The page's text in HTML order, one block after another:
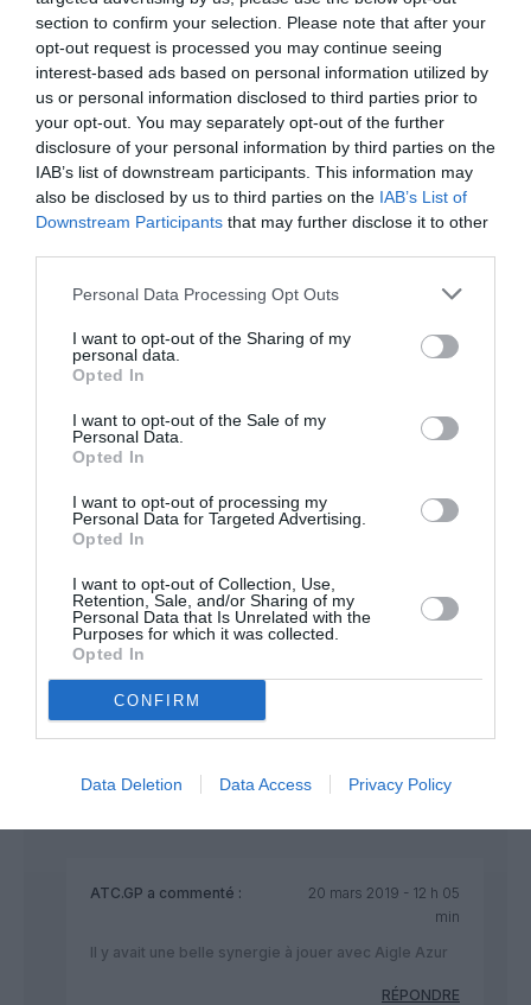
section to confirm your selection. Please note that after your
opt-out request is processed you may continue seeing
interest-based ads based on personal information utilized by
us or personal information disclosed to third parties prior to
your opt-out. You may separately opt-out of the further
disclosure of your personal information by third parties on the
IAB’s list of downstream participants. This information may
also be disclosed by us to third parties on the IAB’s List of
Downstream Participants that may further disclose it to other
Personal Data Processing Opt Outs
I want to opt-out of the Sharing of my
personal data.
Opted In
I want to opt-out of the Sale of my
Personal Data.
Opted In
I want to opt-out of processing my
Personal Data for Targeted Advertising.
Opted In
I want to opt-out of Collection, Use,
Retention, Sale, and/or Sharing of my
Personal Data that Is Unrelated with the
Purposes for which it was collected.
Opted In
CONFIRM
Data Deletion Data Access Privacy Policy
aerofana commenté :
19 mars 2019 - 19 h 42 min
Intro Aviation est un fossoyeur de Cies aériennes à en juger
par les disparitions de Deutch B.A, VLM et Cijet Jet
compagnies bien connues…..Je plains Corsair qui n’a pas
trouvé d’autres investisseurs que celui ci….Dommage que les
syndicats de Corsair aient refusé les offres du groupe
Dubreuil ( Air Caraïbe et French bee)..un grand pavillon
donne pas cher de Corsair entre les mains d’Intro
bonne chance, succès mais aussi du de courage et de la de
prudence à la première alerte.
RÉPONDRE
Boeing 777-300ERa commenté :
19 mars 2019 - 20 h 06
RÉPONDRE
a commenté :
Aigle Azur aurait pu profiter des créneaux et des quelques
ATC.GP a commenté :
20 mars 2019 - 12 h 05
min
Il y avait une belle synergie à jouer avec Aigle Azur
RÉPONDRE